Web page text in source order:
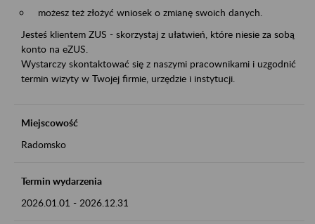
możesz też złożyć wniosek o zmianę swoich danych.
Jesteś klientem ZUS - skorzystaj z ułatwień, które niesie za sobą
konto na eZUS.
Wystarczy skontaktować się z naszymi pracownikami i uzgodnić
termin wizyty w Twojej firmie, urzędzie i instytucji.
Miejscowość
Radomsko
Termin wydarzenia
2026.01.01 - 2026.12.31